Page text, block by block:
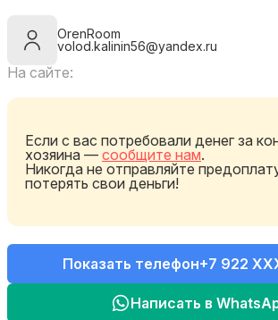
OrenRoom
volod.kalinin56@yandex.ru
На сайте:
Если с вас потребовали денег за
хозяина — сообщите нам.
Никогда не отправляйте
потерять свои деньги!
Показать телефон+7 922
Написать в